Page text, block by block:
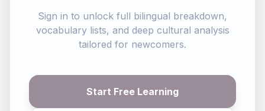
Sign in to unlock full bilingual breakdown,
vocabulary lists, and deep cultural analysis
tailored for newcomers.
Start Free Learning